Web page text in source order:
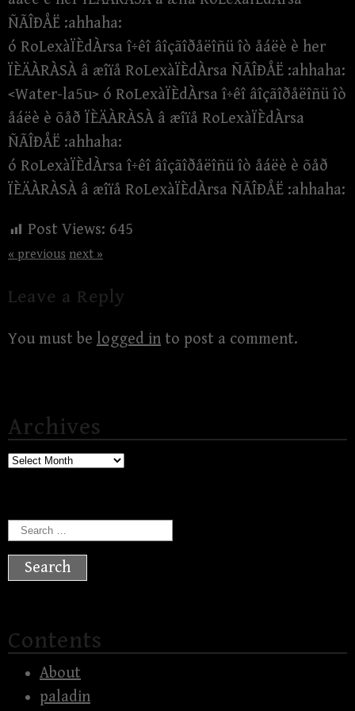
ÑÃÎÐÅË :ahhaha:
ó RoLexàÏÈdÀrsa î÷êî âîçãîðåëîñü îò åáëè è her
ÏÈÄÀRÀSÀ â æîïå RoLexàÏÈdÀrsa ÑÃÎÐÅË :ahhaha:
<Water-la5u> ó RoLexàÏÈdÀrsa î÷êî âîçãîðåëîñü îò
åáëè è õåð ÏÈÄÀRÀSÀ â æîïå RoLexàÏÈdÀrsa
ÑÃÎÐÅË :ahhaha:
ó RoLexàÏÈdÀrsa î÷êî âîçãîðåëîñü îò åáëè è õåð
ÏÈÄÀRÀSÀ â æîïå RoLexàÏÈdÀrsa ÑÃÎÐÅË :ahhaha:
Post Views: 645
« previous next »
Leave a Reply
You must be logged in to post a comment.
Archives
Archives
Search
for:
Contents
About
paladin